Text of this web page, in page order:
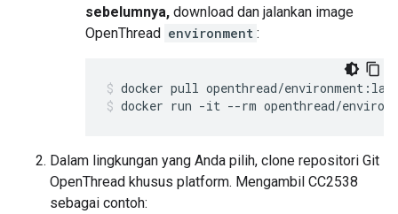
sebelumnya, download dan jalankan image
OpenThread environment :
docker pull openthread/
docker run -it --rm openthread/
Dalam lingkungan yang Anda pilih, clone repositori Git
OpenThread khusus platform. Mengambil CC2538
sebagai contoh: